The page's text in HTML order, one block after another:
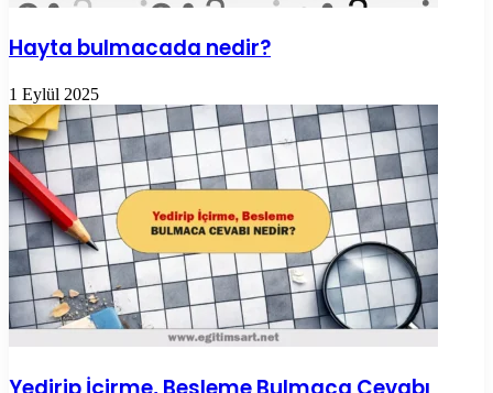
Hayta bulmacada nedir?
1 Eylül 2025